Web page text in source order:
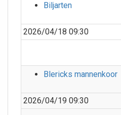
Biljarten
2026/04/18 09:30
Blericks mannenkoor
2026/04/19 09:30